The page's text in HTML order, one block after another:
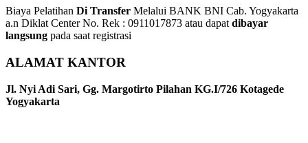
Biaya Pelatihan Di Transfer Melalui BANK BNI Cab. Yogyakarta
a.n Diklat Center No. Rek : 0911017873 atau dapatdibayar
langsung pada saat registrasi
ALAMAT KANTOR
Jl. Nyi Adi Sari, Gg. Margotirto Pilahan KG.I/726 Kotagede
Yogyakarta